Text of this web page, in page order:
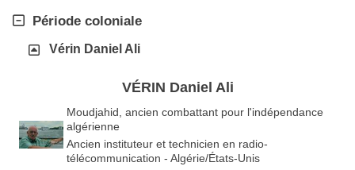
Période coloniale
Vérin Daniel Ali
VÉRIN Daniel Ali
Moudjahid, ancien combattant pour l'indépendance
algérienne
Ancien instituteur et technicien en radio-
télécommunication - Algérie/États-Unis